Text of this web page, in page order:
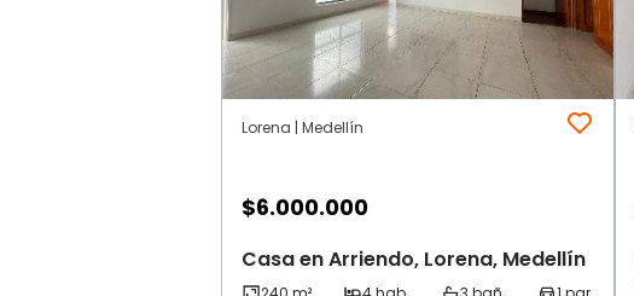
Lorena | Medellín
$6.000.000
Casa en Arriendo, Lorena, Medellín